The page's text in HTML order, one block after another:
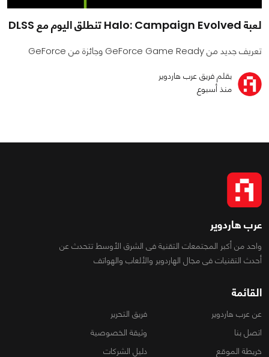
لعبة Halo: Campaign Evolved تنطلق اليوم مع DLSS
تعريف جديد من GeForce Game Ready وجائزة من GeForce
بقلم فريق عرب هاردوير
منذ أسبوع
عرب هاردوير
واحد من أكبر المجتمعات التقنية فى الشرق الأوسط تتحدث عن
أحدث التقنيات فى مجال الهاردوير والألعاب والهواتف
القائمة
عن عرب هاردوير
فريق التحرير
اتصل بنا
وثيقة الخصوصية
خريطة الموقع
دليل الشركات